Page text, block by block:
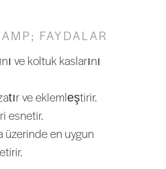
FAYDALAR
ve koltuk kaslarını
ve eklemleştirir.
esnetir.
üzerinde en uygun